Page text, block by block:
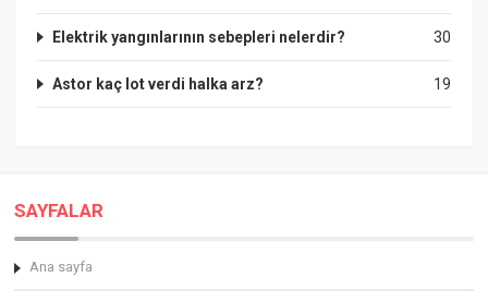
30
Elektrik yangınlarının sebepleri nelerdir?
19
Astor kaç lot verdi halka arz?
SAYFALAR
Ana sayfa